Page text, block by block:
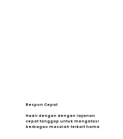
Respon Cepat
Hadir dengan dengan layanan
cepat tanggap untuk mengatasi
berbagao masalah terkait hama